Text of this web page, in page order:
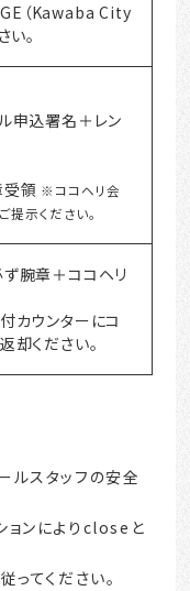
（Kawaba City
い。
申込署名＋レン
領 ※ココヘリ会
提示ください。
腕章＋ココヘリ
カウンターにコ
却ください。
スタッフの安全
ョンによりcloseと
てください。